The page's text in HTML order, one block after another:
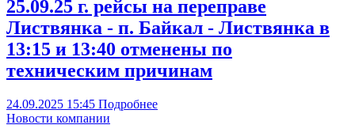
25.09.25 г. рейсы на переправе
Листвянка - п. Байкал - Листвянка в
13:15 и 13:40 отменены по
техническим причинам
24.09.2025 15:45 Подробнее
Новости компании